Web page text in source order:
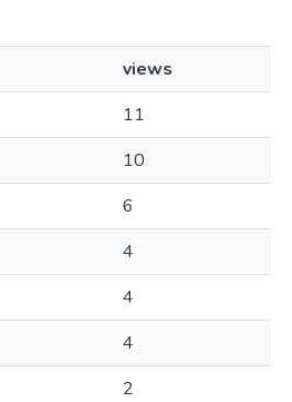
views
11
10
6
4
4
4
2